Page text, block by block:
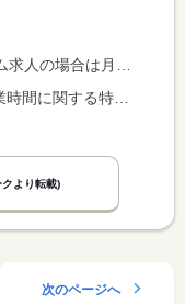
場合は時間額を表示しています。
就業時間１ 8時00分〜17時00分 就業時間に関する特記事項 実働時間が短縮された場合でも、規定の１日分の <BR> 給与を全額支給します
より転載)
次のページへ